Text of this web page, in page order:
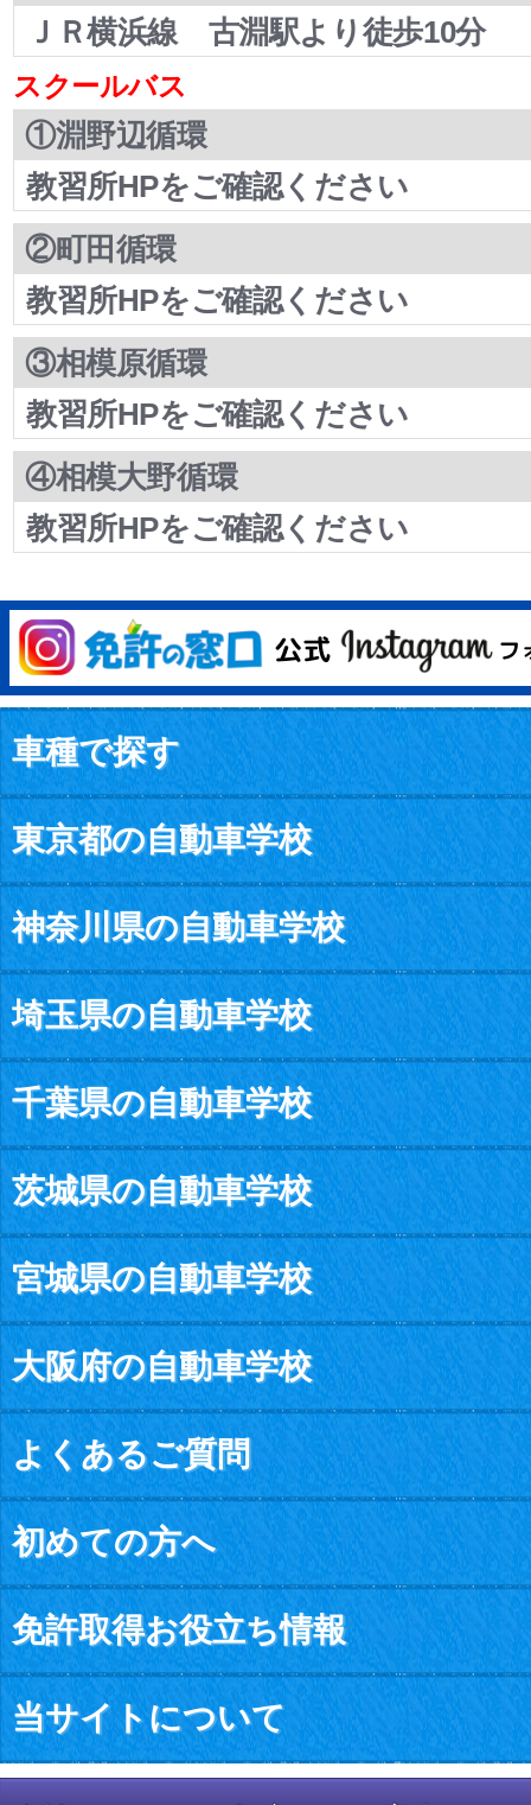
ＪＲ横浜線 古淵駅より徒歩10分
スクールバス
①淵野辺循環
教習所HPをご確認ください
②町田循環
教習所HPをご確認ください
③相模原循環
教習所HPをご確認ください
④相模大野循環
教習所HPをご確認ください
車種で探す
東京都の自動車学校
神奈川県の自動車学校
埼玉県の自動車学校
千葉県の自動車学校
茨城県の自動車学校
宮城県の自動車学校
大阪府の自動車学校
よくあるご質問
初めての方へ
免許取得お役立ち情報
当サイトについて